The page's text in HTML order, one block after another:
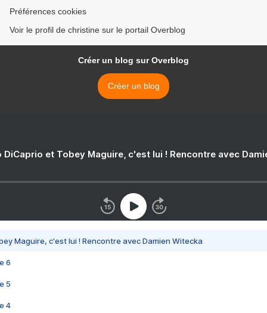
Préférences cookies
Voir le profil de christine sur le portail Overblog
Créer un blog sur Overblog
Créer un blog
DiCaprio et Tobey Maguire, c'est lui ! Rencontre avec
Maguire, c'est lui ! Rencontre avec Damien Witecka
6
5
4